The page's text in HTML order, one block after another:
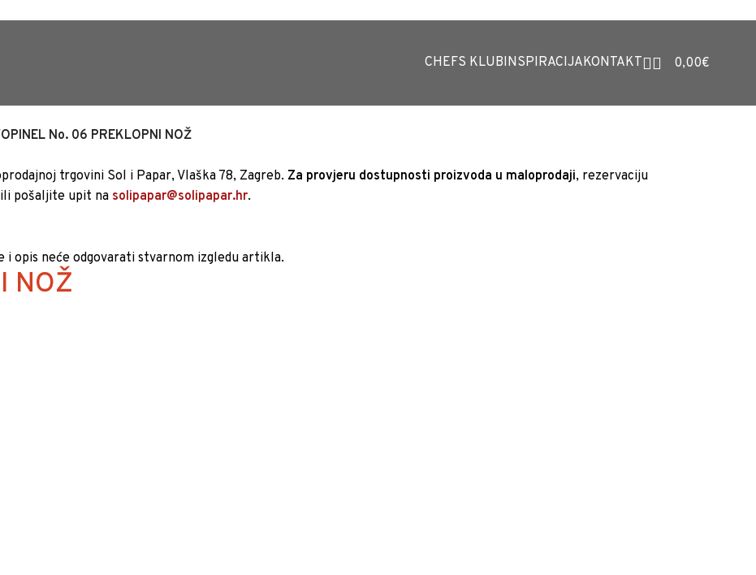
CHEFS KLUBINSPIRACIJAKONTAKT 0,00€
OPINEL No. 06 PREKLOPNI NOŽ
trgovini Sol i Papar, Vlaška 78, Zagreb. Za provjeru dostupnosti proizvoda u maloprodaji, rezervaciju
ili pošaljite upit na solipapar@solipapar.hr.
opis neće odgovarati stvarnom izgledu artikla.
NOŽ